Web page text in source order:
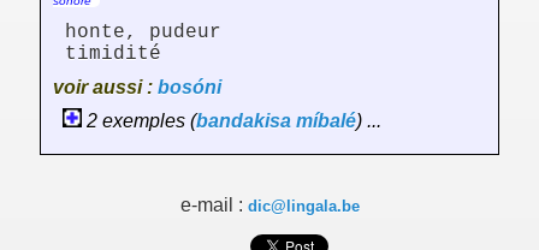
honte, pudeur
timidité
voir aussi : bosóni
2 exemples (bandakisa míbalé) ...
e-mail : dic@lingala.be